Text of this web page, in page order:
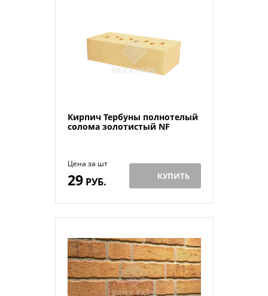
Кирпич Тербуны полнотелый
солома золотистый NF
Цена за шт
29РУБ. КУПИТЬ